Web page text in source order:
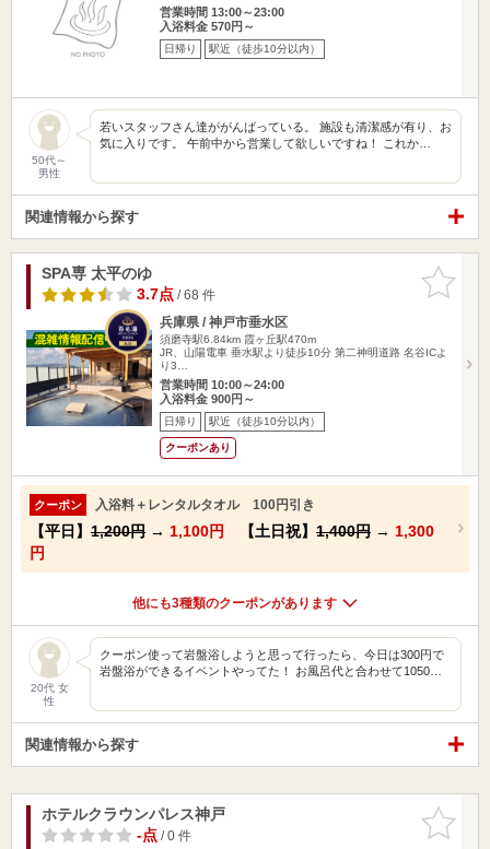
営業時間 13:00～23:00
入浴料金 570円～
日帰り 駅近（徒歩10分以内）
50代～
男性
若いスタッフさん達ががんばっている。 施設も清潔感が有り、お
気に入りです。 午前中から営業して欲しいですね！ これか…
関連情報から探す
お気に入
りに追加
SPA専 太平のゆ
3.7点/ 68 件
兵庫県 / 神戸市垂水区
須磨寺駅6.84km 霞ヶ丘駅470m
JR、山陽電車 垂水駅より徒歩10分 第二神明道路 名谷ICよ
り3…
営業時間 10:00～24:00
入浴料金 900円～
日帰り 駅近（徒歩10分以内）
クーポンあり
クーポン 入浴料＋レンタルタオル 100円引き
【平日】 1,200円 → 1,100円 【土日祝】 1,400円 → 1,300
円
他にも3種類のクーポンがあります
20代 女
性
クーポン使って岩盤浴しようと思って行ったら、今日は300円で
岩盤浴ができるイベントやってた！ お風呂代と合わせて1050…
関連情報から探す
お気に入
りに追加
ホテルクラウンパレス神戸
-点/ 0 件